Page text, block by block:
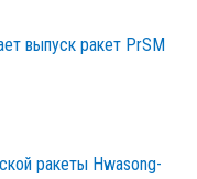
выпуск ракет PrSM
ракеты Hwasong-